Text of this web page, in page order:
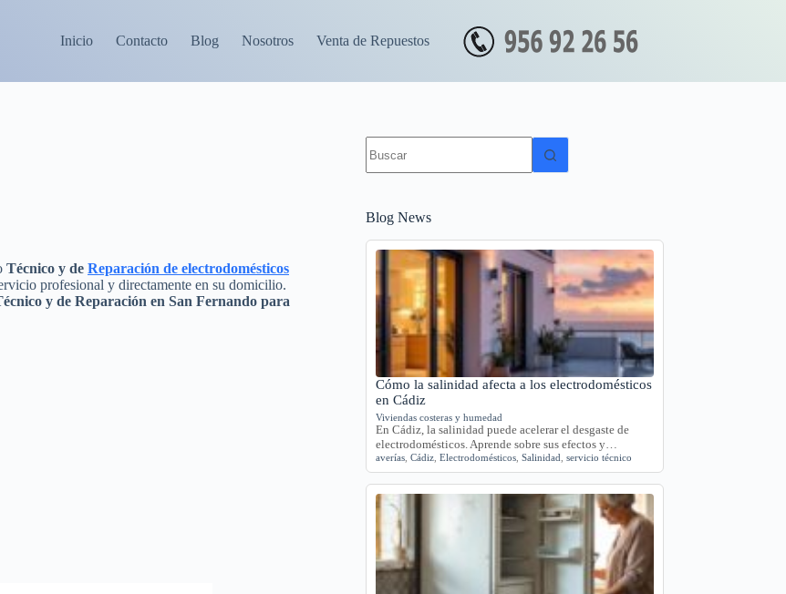
Inicio Contacto Blog Nosotros Venta de Repuestos
Técnico y de Reparación de electrodomésticos
profesional y directamente en su domicilio.
y de Reparación en San Fernando para
resultados
Blog News
Cómo la salinidad afecta a los electrodomésticos
en Cádiz
Viviendas costeras y humedad
En Cádiz, la salinidad puede acelerar el desgaste de
electrodomésticos. Aprende sobre sus efectos y…
averías ,Cádiz ,Electrodomésticos ,Salinidad ,servicio técnico